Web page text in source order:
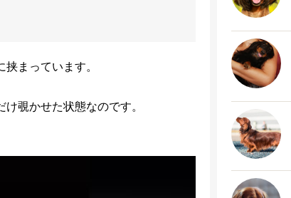
まっています。
覗かせた状態なのです。